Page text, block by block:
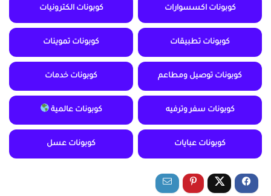
كوبونات اكسسوارات كوبونات الكترونيات
كوبونات تطبيقات كوبونات تموينات
كوبونات توصيل ومطاعم كوبونات خدمات
كوبونات سفر وترفيه كوبونات عالمية
كوبونات عبايات كوبونات عسل